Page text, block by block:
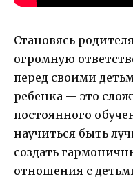
Становясь
огромную
перед своими
ребенка — это
постоянного
научиться быть
создать
отношения с